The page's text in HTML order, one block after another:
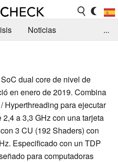
Noticias
...
dual core de nivel de
en enero de 2019. Combina
Hyperthreading para ejecutar
a 3,3 GHz con una tarjeta
3 CU (192 Shaders) con
Especificado con un TDP
para computadoras